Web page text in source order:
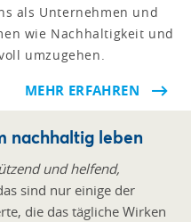
als Unternehmen und
wie Nachhaltigkeit und
umzugehen.
MEHR ERFAHREN
nachhaltig leben
und helfend,
sind nur einige der
die das tägliche Wirken